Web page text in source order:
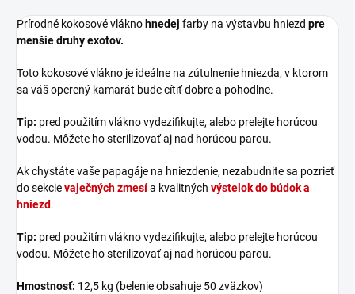
Prírodné kokosové vlákno hnedej farby na výstavbu hniezd pre
menšie druhy exotov.
Toto kokosové vlákno je ideálne na zútulnenie hniezda, v ktorom
sa váš operený kamarát bude cítiť dobre a pohodlne.
Tip: pred použitím vlákno vydezifikujte, alebo prelejte horúcou
vodou. Môžete ho sterilizovať aj nad horúcou parou.
Ak chystáte vaše papagáje na hniezdenie, nezabudnite sa pozrieť
do sekcievaječných zmesía kvalitných výstelok do búdok a
hniezd.
Tip: pred použitím vlákno vydezifikujte, alebo prelejte horúcou
vodou. Môžete ho sterilizovať aj nad horúcou parou.
Hmostnosť: 12,5 kg (belenie obsahuje 50 zväzkov)